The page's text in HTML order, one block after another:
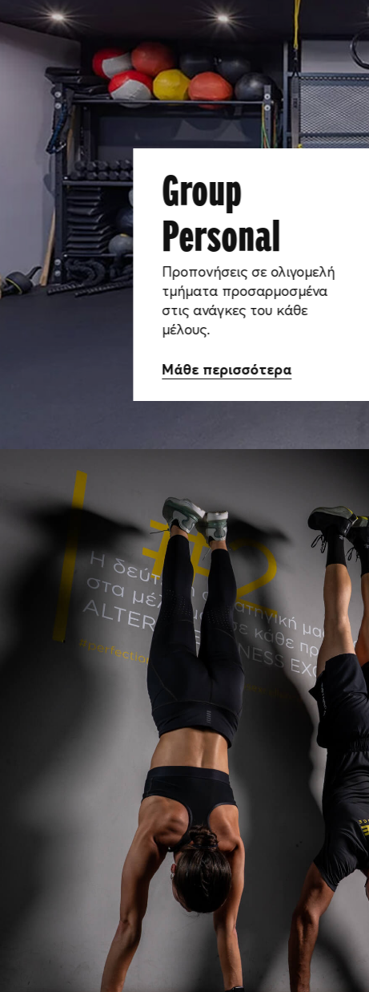
Group
Personal
Προπονήσεις σε ολιγομελή
τμήματα προσαρμοσμένα
στις ανάγκες του κάθε
μέλους.
Μάθε περισσότερα